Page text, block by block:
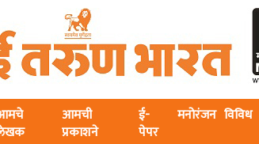
आमची
प्रकाशने
ई-
पेपर
मनोरंजन विविध